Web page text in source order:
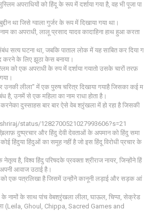
अपराधियों को हिंदू के रूप में दर्शाया गया है, वह भी पूजा पा
था जिसे ग्वाला गुर्जर के रूप में दिखाया गया था।
नाम का अपराधी, लालू प्रसाद यादव कादाहिना हाथ हुआ करता
घटना था, जबकि पाताल लोक में यह साबित कर दिया ग
करने के लिए झूठा केस बनाया।
को एक अपराधी के रुप में दर्शाया गयातो उसके चारों तरफ़
लीला" में एक पुरुष चरित्र दिखाया गयाहै जिसका कई म
है, उनमें से एक महिला का नाम राधा होता है।
दुस्साहस बार बार ऐसे वेब श्रृंखला में हो रहा है जिसकी
status/1282700521027993606?s=21
दुष्प्रचार और हिंदु देवी देवताओं के अपमान को हिंदु समा
हिंदुया हिंदुओं का समूह नहीं है जो इस हिंदू विरोधी प्रचार के
है, विश्व हिंदु परिषदके प्रवक्ता श्रीराज नायर, जिन्होंने हिं
आवाज उठाई है।
को एक पत्रलिखा है जिसमें उन्होंने कानूनी लड़ाई और सड़क आं
के नामों के साथ पांच वेबश्रृंखला लीला, घाऊल, चिप्पा, सेक्रेड
(Leila, Ghoul, Chippa, Sacred Games and